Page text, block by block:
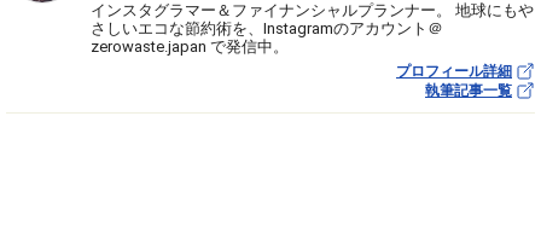
インスタグラマー＆ファイナンシャルプランナー。 地球にもや
さしいエコな節約術を、Instagramのアカウント＠
zerowaste.japan で発信中。
プロフィール詳細
執筆記事一覧